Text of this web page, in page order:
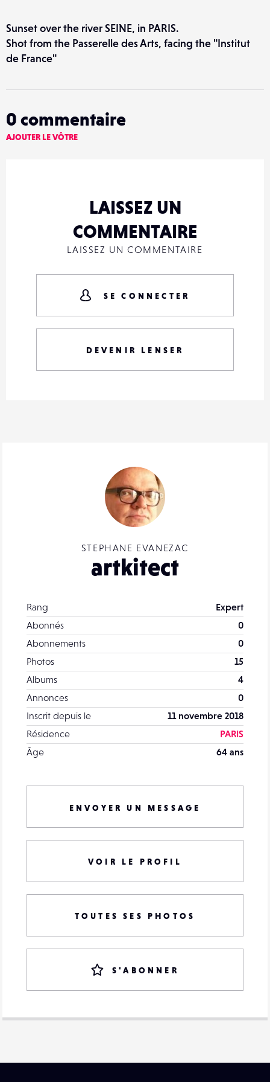
STEPHANE EVANEZAC
artkitect
Rang
Expert
Abonnés
0
Abonnements
0
Photos
15
Albums
4
Annonces
0
Inscrit depuis le
11 novembre 2018
Résidence
PARIS
Âge
64 ans
ENVOYER UN MESSAGE
VOIR LE PROFIL
TOUTES SES PHOTOS
S'ABONNER
Sunset over the river SEINE, in PARIS.
Shot from the Passerelle des Arts, facing the "Institut
de France"
0 commentaire
AJOUTER LE VÔTRE
LAISSEZ UN
COMMENTAIRE
LAISSEZ UN COMMENTAIRE
SE CONNECTER
DEVENIR LENSER